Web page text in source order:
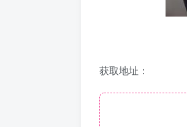
获取地址：